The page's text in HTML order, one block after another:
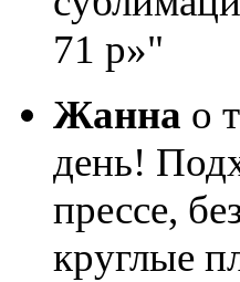
71 р»
Жанна о
день!
прессе,
круглые